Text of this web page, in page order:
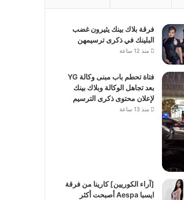
فرقة بلاك بينك يثيرون غضب
البلينك في ذكرى ترسيمهن
منذ 12 ساعة
فتاة تحطم باب مبنى وكالة YG
بعد تجاهل الوكالة وبلاك بينك
لإعلان محتوى ذكرى الترسيم
منذ 13 ساعة
[آراء الكوريين] كارينا من فرقة
ايسبا Aespa أصبحت أكثر